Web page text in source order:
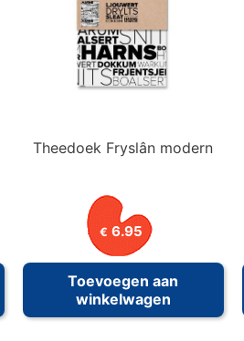
Theedoek Fryslân modern
€ 6.95
Toevoegen aan
winkelwagen